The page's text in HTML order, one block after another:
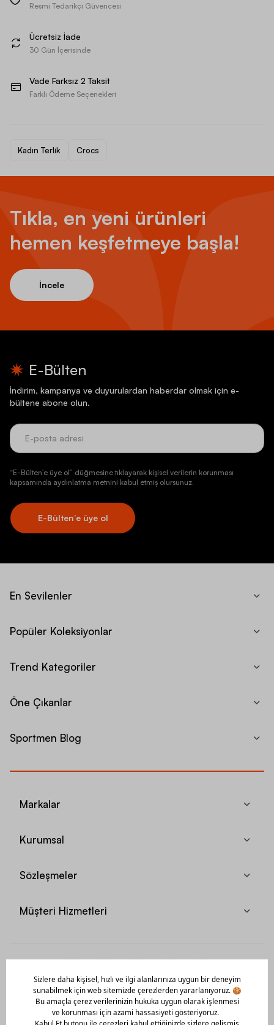
Resmi Tedarikçi Güvencesi
Ücretsiz İade
30 Gün İçerisinde
Vade Farksız 2 Taksit
Farklı Ödeme Seçenekleri
Kadın Terlik Crocs
Tıkla, en yeni ürünleri
hemen keşfetmeye başla!
İncele
E-Bülten
İndirim, kampanya ve duyurulardan haberdar olmak için e-
bültene abone olun.
“E-Bülten’e üye ol” düğmesine tıklayarak kişisel verilerin korunması
kapsamında aydınlatma metnini kabul etmiş olursunuz.
E-Bülten’e üye ol
En Sevilenler
Popüler Koleksiyonlar
Trend Kategoriler
Öne Çıkanlar
Sportmen Blog
Markalar
Kurumsal
Sözleşmeler
Müşteri Hizmetleri
Mobil Uygulamamızı Hemen İndir!